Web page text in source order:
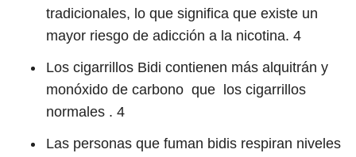
tradicionales, lo que significa que existe un
mayor riesgo de adicción a la nicotina. 4
Los cigarrillos Bidi contienen más alquitrán y
monóxido de carbono que los cigarrillos
normales . 4
Las personas que fuman bidis respiran niveles